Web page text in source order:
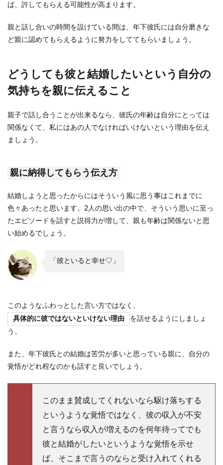
ば、許してもらえる可能性が高まります。
親と話し合いの時間を設けている間は、年下彼氏には自分磨きな
ど親に認めてもらえるように努力をしててもらいましょう。
どうしても彼と結婚したいという自分の
気持ちを親に伝えること
親子で話し合うことが出来るなら、彼氏の年齢は自分にとっては
関係なくて、私にはあの人でなければいけないという理由を伝え
ましょう。
親に納得してもらう伝え方
結婚しようと思ったからにはそういう風に思う事はこれまでに
色々あったと思います。2人の思い出の中で、そういう思いに至っ
たエピソードを話すと説得力が増して、親も年齢は関係ないと思
い始めるでしょう。
「彼といると幸せ♡」
このようなふわっとした言い方ではなく、
具体的に彼ではないといけない理由
を話せるようにしましょ
う。
また、年下彼氏との結婚は苦労が多いと思っている親に、自分の
覚悟がどれ程なのかも話すと良いでしょう。
このまま賛成してくれないなら駆け落ちする
というような覚悟ではなく、彼の収入が不安
と言うなら収入が増えるのを何年待ってでも
彼と結婚がしたいというような覚悟を示せ
ば、そこまで言うのならと受け入れてくれる